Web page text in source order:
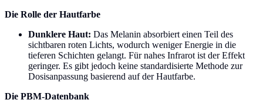
Die Rolle der Hautfarbe
Dunklere Haut: Das Melanin absorbiert einen Teil des
sichtbaren roten Lichts, wodurch weniger Energie in die
tieferen Schichten gelangt. Für nahes Infrarot ist der Effekt
geringer. Es gibt jedoch keine standardisierte Methode zur
Dosisanpassung basierend auf der Hautfarbe.
Die PBM-Datenbank